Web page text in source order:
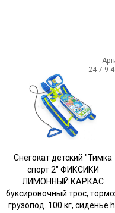
24-7-9-
Снегокат детский "Тимка
спорт 2" ФИКСИКИ
ЛИМОННЫЙ КАРКАС
буксировочный трос,
грузопод. 100 кг, сиденье